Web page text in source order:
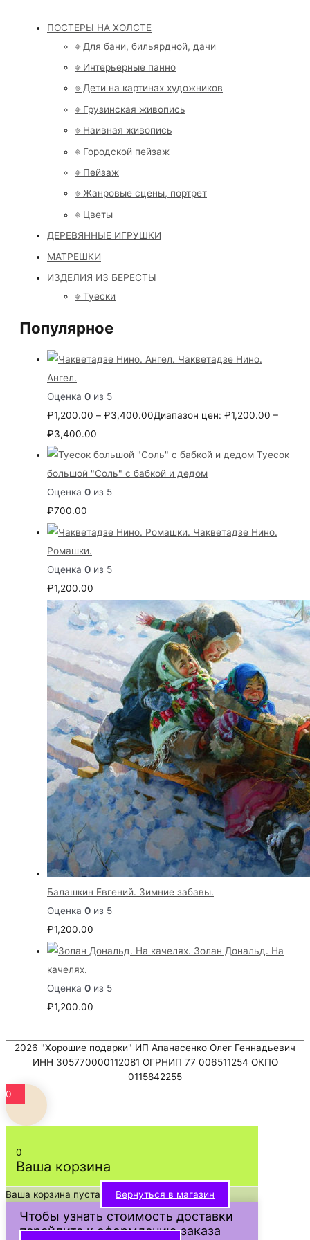
ПОСТЕРЫ НА ХОЛСТЕ
⎆ Для бани, бильярдной, дачи
⎆ Интерьерные панно
⎆ Дети на картинах художников
⎆ Грузинская живопись
⎆ Наивная живопись
⎆ Городской пейзаж
⎆ Пейзаж
⎆ Жанровые сцены, портрет
⎆ Цветы
ДЕРЕВЯННЫЕ ИГРУШКИ
МАТРЕШКИ
ИЗДЕЛИЯ ИЗ БЕРЕСТЫ
⎆ Туески
Популярное
Чакветадзе Нино.
Ангел.
Оценка 0 из 5
₽1,200.00 – ₽3,400.00Диапазон цен: ₽1,200.00 –
₽3,400.00
Туесок
большой "Соль" с бабкой и дедом
Оценка 0 из 5
₽700.00
Чакветадзе Нино.
Ромашки.
Оценка 0 из 5
₽1,200.00
Балашкин Евгений. Зимние забавы.
Оценка 0 из 5
₽1,200.00
Золан Дональд. На
качелях.
Оценка 0 из 5
₽1,200.00
2026 "Хорошие подарки" ИП Апанасенко Олег Геннадьевич
ИНН 305770000112081 ОГРНИП 77 006511254 ОКПО
0115842255
0
0
Ваша корзина
Ваша корзина пуста Вернуться в магазин
Чтобы узнать стоимость доставки
перейдите к оформлению заказа